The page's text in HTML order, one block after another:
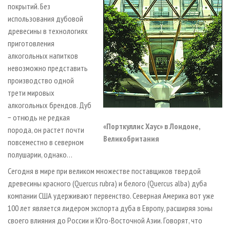
«Порткуллис Хаус» в Лондоне,
Великобритания
покрытий. Без
использования дубовой
древесины в технологиях
приготовления
алкогольных напитков
невозможно представить
производство одной
трети мировых
алкогольных брендов. Дуб
− отнюдь не редкая
порода, он растет почти
повсеместно в северном
полушарии, однако…
Сегодня в мире при великом множестве поставщиков твердой
древесины красного (Quercus rubra) и белого (Quercus alba) дуба
компании США удерживают первенство. Северная Америка вот уже
100 лет является лидером экспорта дуба в Европу, расширяя зоны
своего влияния до России и Юго-Восточной Азии. Говорят, что